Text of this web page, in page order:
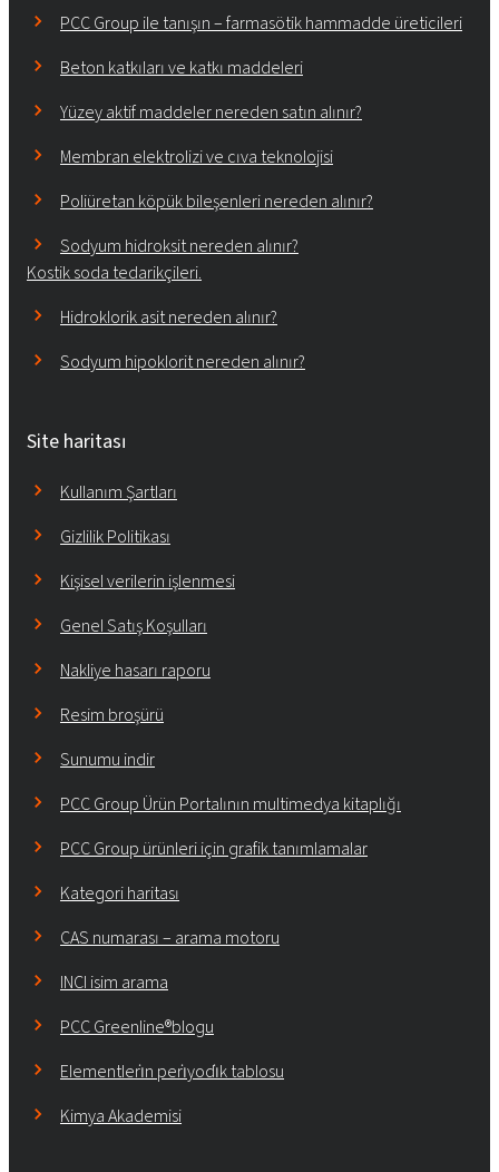
PCC Group ile tanışın – farmasötik hammadde üreticileri
Beton katkıları ve katkı maddeleri
Yüzey aktif maddeler nereden satın alınır?
Membran elektrolizi ve cıva teknolojisi
Poliüretan köpük bileşenleri nereden alınır?
Sodyum hidroksit nereden alınır?
Kostik soda tedarikçileri.
Hidroklorik asit nereden alınır?
Sodyum hipoklorit nereden alınır?
Site haritası
Kullanım Şartları
Gizlilik Politikası
Kişisel verilerin işlenmesi
Genel Satış Koşulları
Nakliye hasarı raporu
Resim broşürü
Sunumu indir
PCC Group Ürün Portalının multimedya kitaplığı
PCC Group ürünleri için grafik tanımlamalar
Kategori haritası
CAS numarası – arama motoru
INCI isim arama
PCC Greenline®blogu
Elementleri̇n peri̇yodi̇k tablosu
Kimya Akademisi